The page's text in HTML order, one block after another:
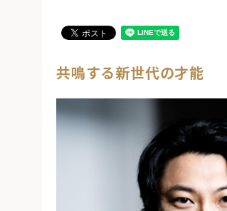
共鳴する新世代の才能